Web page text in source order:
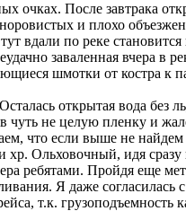
очках. После завтрака
и плохо
по реке становится
заваленная вчера в
шмотки от костра к
открытая вода без
не целую пленку и
что если выше не
хр. Ольховочный, идя
Пройдя еще
Я даже
т.к.